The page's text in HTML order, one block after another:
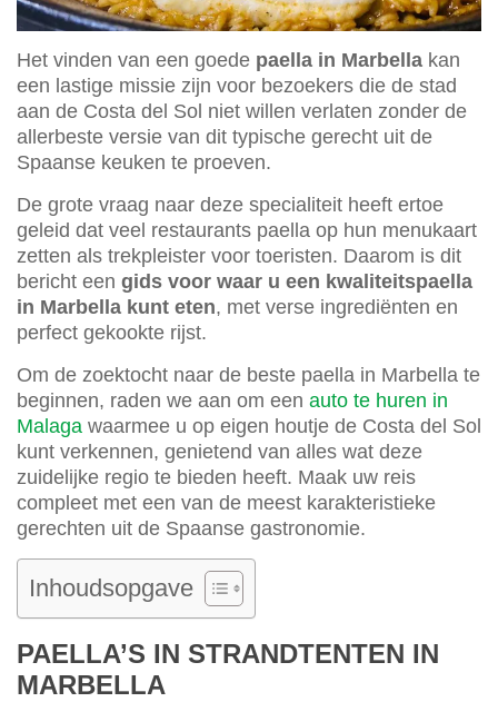
Het vinden van een goede paella in Marbella kan
een lastige missie zijn voor bezoekers die de stad
aan de Costa del Sol niet willen verlaten zonder de
allerbeste versie van dit typische gerecht uit de
Spaanse keuken te proeven.
De grote vraag naar deze specialiteit heeft ertoe
geleid dat veel restaurants paella op hun menukaart
zetten als trekpleister voor toeristen. Daarom is dit
bericht een gids voor waar u een kwaliteitspaella
in Marbella kunt eten, met verse ingrediënten en
perfect gekookte rijst.
Om de zoektocht naar de beste paella in Marbella te
beginnen, raden we aan om een auto te huren in
Malaga waarmee u op eigen houtje de Costa del Sol
kunt verkennen, genietend van alles wat deze
zuidelijke regio te bieden heeft. Maak uw reis
compleet met een van de meest karakteristieke
gerechten uit de Spaanse gastronomie.
Inhoudsopgave
PAELLA’S IN STRANDTENTEN IN
MARBELLA